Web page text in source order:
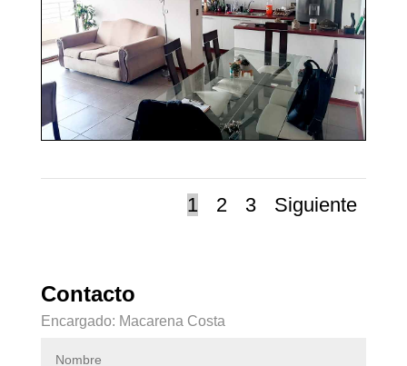
1 2 3 Siguiente
Contacto
Encargado: Macarena Costa